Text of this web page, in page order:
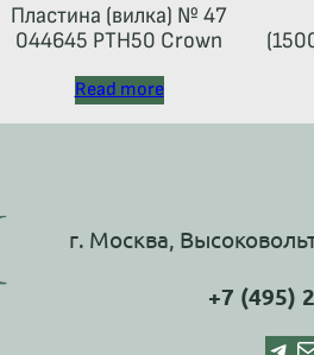
Пластина (вилка) № 47
044645 РТН50 Crown
Read more
г. Москва,
+7 (495)